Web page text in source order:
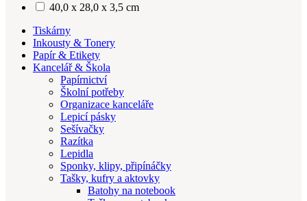
40,0 x 28,0 x 3,5 cm
Tiskárny
Inkousty & Tonery
Papír & Etikety
Kancelář & Škola
Papírnictví
Školní potřeby
Organizace kanceláře
Lepicí pásky
Sešívačky
Razítka
Lepidla
Sponky, klipy, připínáčky
Tašky, kufry a aktovky
Batohy na notebook